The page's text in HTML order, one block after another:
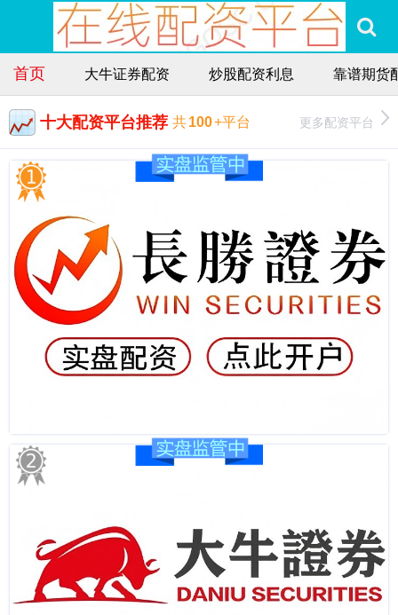
首页 大牛证券配资 炒股配资利息 靠谱期货
十大配资平台推荐 共100+平台 更多配资平台